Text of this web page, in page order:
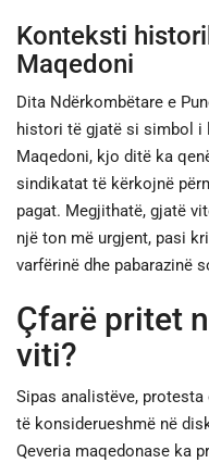
Konteksti
Maqedoni
Dita Ndërkombëtare e
histori të gjatë si simbol i
Maqedoni, kjo ditë ka
sindikatat të kërkojnë
pagat. Megjithatë, gjatë
një ton më urgjent, pasi
varfërinë dhe pabarazinë
Çfarë pritet
viti?
Sipas analistëve,
të konsiderueshmë në
Qeveria maqedonase ka